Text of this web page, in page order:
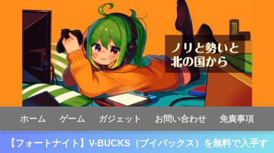
ホーム ゲーム ガジェット お問い合わせ 免責事項
【フォートナイト】V-BUCKS（ブイバックス）を無料で入手す